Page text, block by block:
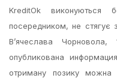
KreditOk виконуються
посередником, не стягує
В’ячеслава
опубликована
отриману позику